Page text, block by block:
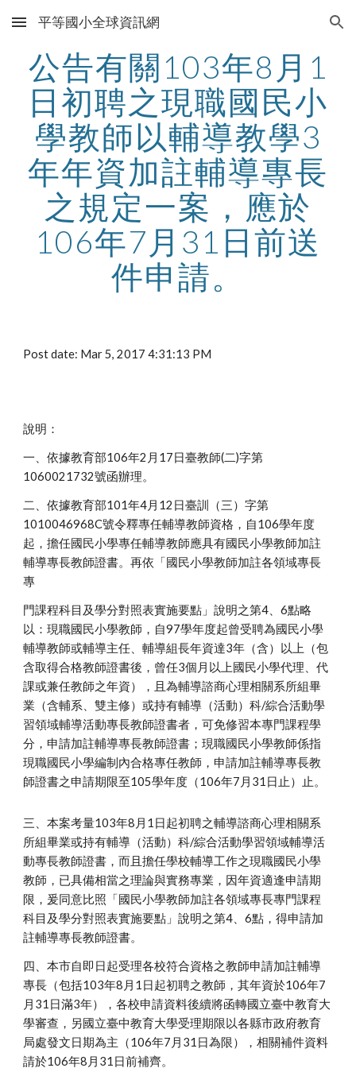
Skip to main content Skip to navigation
平等國小全球資訊網
公告有關103年8月1
日初聘之現職國民小
學教師以輔導教學3
年年資加註輔導專長
之規定一案，應於
106年7月31日前送
件申請。
Post date: Mar 5, 2017 4:31:13 PM
說明：
一、依據教育部106年2月17日臺教師(二)字第
1060021732號函辦理。
二、依據教育部101年4月12日臺訓（三）字第
1010046968C號令釋專任輔導教師資格，自106學年度
起，擔任國民小學專任輔導教師應具有國民小學教師加註
輔導專長教師證書。再依「國民小學教師加註各領域專長
專
門課程科目及學分對照表實施要點」說明之第4、6點略
以：現職國民小學教師，自97學年度起曾受聘為國民小學
輔導教師或輔導主任、輔導組長年資達3年（含）以上（包
含取得合格教師證書後，曾任3個月以上國民小學代理、代
課或兼任教師之年資），且為輔導諮商心理相關系所組畢
業（含輔系、雙主修）或持有輔導（活動）科/綜合活動學
習領域輔導活動專長教師證書者，可免修習本專門課程學
分，申請加註輔導專長教師證書；現職國民小學教師係指
現職國民小學編制內合格專任教師，申請加註輔導專長教
師證書之申請期限至105學年度（106年7月31日止）止。
三、本案考量103年8月1日起初聘之輔導諮商心理相關系
所組畢業或持有輔導（活動）科/綜合活動學習領域輔導活
動專長教師證書，而且擔任學校輔導工作之現職國民小學
教師，已具備相當之理論與實務專業，因年資適逢申請期
限，爰同意比照「國民小學教師加註各領域專長專門課程
科目及學分對照表實施要點」說明之第4、6點，得申請加
註輔導專長教師證書。
四、本市自即日起受理各校符合資格之教師申請加註輔導
專長（包括103年8月1日起初聘之教師，其年資於106年7
月31日滿3年），各校申請資料後續將函轉國立臺中教育大
學審查，另國立臺中教育大學受理期限以各縣市政府教育
局處發文日期為主（106年7月31日為限），相關補件資料
請於106年8月31日前補齊。